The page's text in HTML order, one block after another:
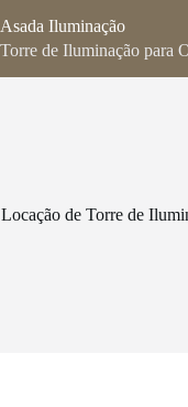
para
o
Asada Iluminação
Torre de Iluminação para
Locação de Torre de